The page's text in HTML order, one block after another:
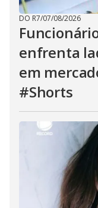
DO R7/07/08/2026
enfrenta
em
#Shorts